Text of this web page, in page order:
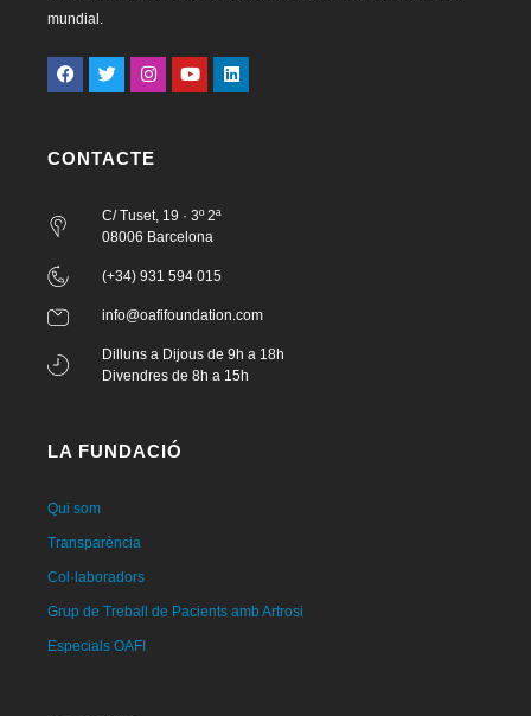
mundial.
CONTACTE
C/ Tuset, 19 · 3º 2ª
08006 Barcelona
(+34) 931 594 015
info@oafifoundation.com
Dilluns a Dijous de 9h a 18h
Divendres de 8h a 15h
LA FUNDACIÓ
Qui som
Transparència
Col·laboradors
Grup de Treball de Pacients amb Artrosi
Especials OAFI